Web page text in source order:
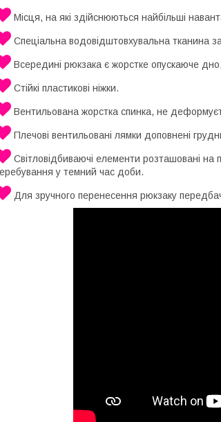
Місця, на які здійснюються найбільші
Спеціальна водовідштовхувальна тканина
Всередині рюкзака є жорстке опускаюче
Стійкі пластикові ніжки.
Вентильована жорстка спинка, не
Плечові вентильовані лямки доповнені
Світловідбиваючі елементи розташовані на
у темний час доби.
Для зручного перенесення рюкзаку